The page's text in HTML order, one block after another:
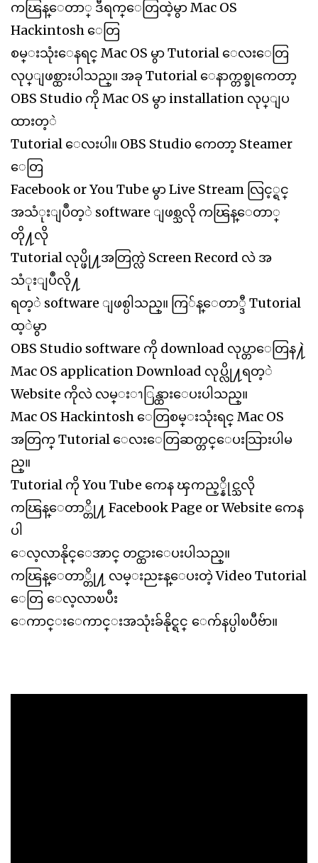
ကၽြန္ေတာ္ ဒီရက္ေတြထဲ့မွာ Mac OS
Hackintosh ေတြ
စမ္းသုံးေနရင္ Mac OS မွာ Tutorial ေလးေတြ
လုပ္ျဖစ္ထားပါသည္။ အခု Tutorial ေနာက္တစ္ခုကေတာ့
OBS Studio ကို Mac OS မွာ installation လုပ္ျပ
ထားတ့ဲ
Tutorial ေလးပါ။ OBS Studio ကေတာ့ Steamer
ေတြ
Facebook or You Tube မွာ Live Stream လြင့္ရင္
အသံုးျပဳတ့ဲ software ျဖစ္သလို ကၽြန္ေတာ္
တို႔လို
Tutorial လုပ္ဖို႔အတြက္လဲ Screen Record လဲ အ
သံုးျပဳလို႔
ရတ့ဲ software ျဖစ္ပါသည္။ ကြ်န္ေတာ္ဒီ Tutorial
ထ့ဲမွာ
OBS Studio software ကို download လုပ္တာေတြန႔ဲ
Mac OS application Download လုပ္လို႔ရတ့ဲ
Website ကိုလဲ လမ္းၫြန္ထားေပးပါသည္။
Mac OS Hackintosh ေတြစမ္းသုံးရင္ Mac OS
အတြက္ Tutorial ေလးေတြဆက္တင္ေပးသြားပါမ
ည္။
Tutorial ကို You Tube ကေန ၾကည့္နိုင္သလို
ကၽြန္ေတာ္တို႔ Facebook Page or Website ကေန
ပါ
ေလ့လာနိုင္ေအာင္ တင္ထားေပးပါသည္။
ကၽြန္ေတာ္တို႔ လမ္းညႊန္ေပးတဲ့ Video Tutorial
ေတြ ေလ့လာၿပီး
ေကာင္းေကာင္းအသုံးခ်နိုင္ရင္ ေက်နပ္ပါၿပီဗ်ာ။